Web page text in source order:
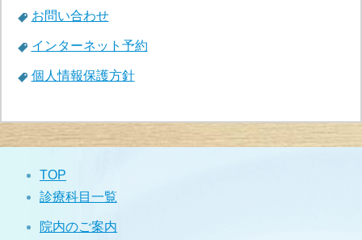
お問い合わせ
インターネット予約
個人情報保護方針
TOP
診療科目一覧
院内のご案内